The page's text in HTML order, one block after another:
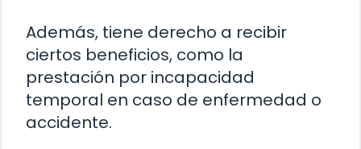
Además, tiene derecho a recibir
ciertos beneficios, como la
prestación por incapacidad
temporal en caso de enfermedad o
accidente.